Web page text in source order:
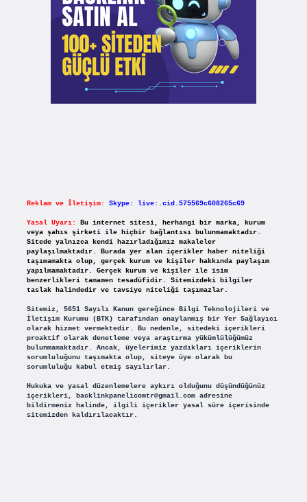
Reklam ve İletişim: Skype: live:.cid.575569c608265c69
Yasal Uyarı:
Bu internet sitesi, herhangi bir marka, kurum
veya şahıs şirketi ile hiçbir bağlantısı bulunmamaktadır.
Sitede yalnızca kendi hazırladığımız makaleler
paylaşılmaktadır. Burada yer alan içerikler haber niteliği
taşımamakta olup, gerçek kurum ve kişiler hakkında paylaşım
yapılmamaktadır. Gerçek kurum ve kişiler ile isim
benzerlikleri tamamen tesadüfidir. Sitemizdeki bilgiler
taslak halindedir ve tavsiye niteliği taşımazlar.
Sitemiz, 5651 Sayılı Kanun gereğince Bilgi Teknolojileri ve
İletişim Kurumu (BTK) tarafından onaylanmış bir Yer Sağlayıcı
olarak hizmet vermektedir. Bu nedenle, sitedeki içerikleri
proaktif olarak denetleme veya araştırma yükümlülüğümüz
bulunmamaktadır. Ancak, üyelerimiz yazdıkları içeriklerin
sorumluluğunu taşımakta olup, siteye üye olarak bu
sorumluluğu kabul etmiş sayılırlar.
Hukuka ve yasal düzenlemelere aykırı olduğunu düşündüğünüz
içerikleri, backlinkpanelicomtr@gmail.comadresine
bildirmeniz halinde, ilgili içerikler yasal süre içerisinde
sitemizden kaldırılacaktır.